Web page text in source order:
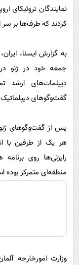
نمایندگان تروئیکای
کردند که طرف‌ها بر سر
به گزارش ایسنا،
جمعه خود در ژنو
دیپلمات‌های ارشد
گفت‌وگوهای دیپلماتیک
پس از گفت‌وگوهای
هر یک از طرفین با
رایزنی‌ها روی
منطقه‌ای متمرکز بوده
وزارت امورخارجه